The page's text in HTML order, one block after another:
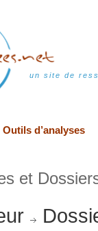
un site de
Outils d’analyses
et